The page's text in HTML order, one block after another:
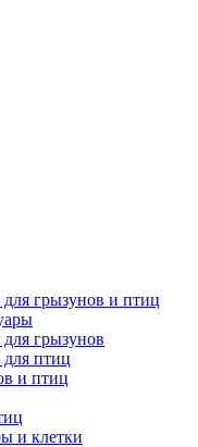
грызунов и птиц
грызунов
птиц
и птиц
и клетки